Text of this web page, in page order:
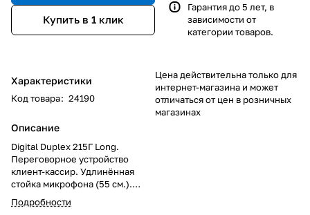
Купить в 1 клик
Характеристики
Код товара: 24190
Описание
Digital Duplex 215Г Long.
Переговорное устройство
клиент-кассир. Удлинённая
стойка микрофона (55 см.).
Функция вызова оператора;
цифровой детектор фона DAD;
Подробности
Гарантия до 5 лет, в
зависимости от
категории товаров.
Цена действительна только для
интернет-магазина и может
отличаться от цен в розничных
магазинах